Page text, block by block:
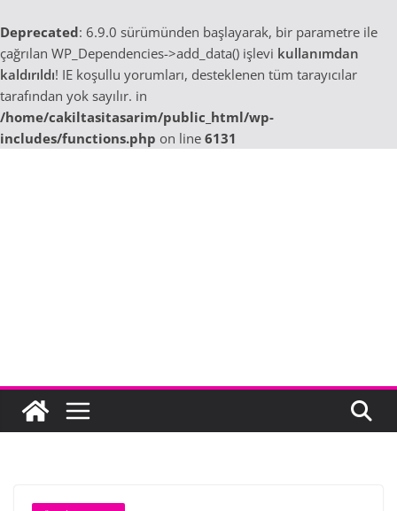
Deprecated: 6.9.0 sürümünden başlayarak, bir parametre ile
çağrılan WP_Dependencies->add_data() işlevi kullanımdan
kaldırıldı! IE koşullu yorumları, desteklenen tüm tarayıcılar
tarafından yok sayılır. in
/home/cakiltasitasarim/public_html/wp-
includes/functions.php on line 6131